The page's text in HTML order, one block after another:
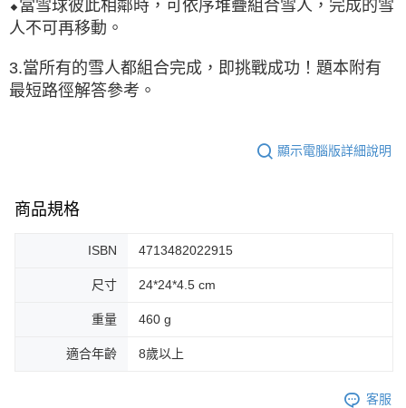
⬥當雪球彼此相鄰時，可依序堆疊組合雪人，完成的雪
人不可再移動。
3.當所有的雪人都組合完成，即挑戰成功！題本附有
最短路徑解答參考。
顯示電腦版詳細說明
商品規格
ISBN 4713482022915
尺寸 24*24*4.5 cm
重量 460 g
適合年齡 8歲以上
客服